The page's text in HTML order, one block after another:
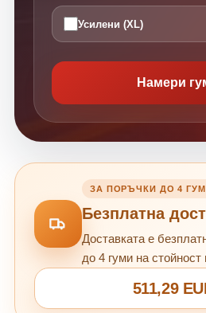
Усилени (XL)
Намери
ЗА ПОРЪЧКИ ДО 4
Безплатна
Доставката е
до 4 гуми на
511,29